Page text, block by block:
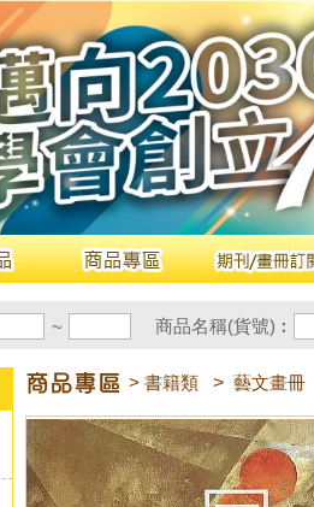
~ 商品名稱(貨號)︰
> 書籍類 > 藝文畫冊